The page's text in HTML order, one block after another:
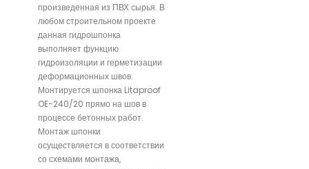
произведенная из ПВХ сырья. В
любом строительном проекте
данная гидрошпонка
выполняет функцию
гидроизоляции и герметизации
деформационных швов.
Монтируется шпонка Litaproof
OE-240/20 прямо на шов в
процессе бетонных работ.
Монтаж шпонки
осуществляется в соответствии
со схемами монтажа,